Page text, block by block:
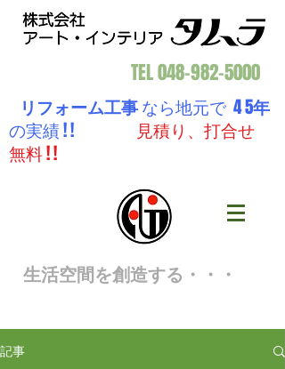
TEL048-982-5000
リフォーム工事なら地元で 4 5年
の実績 ! !
見積り、打合せ
無料 ! !
生活空間を創造する・・・
記事